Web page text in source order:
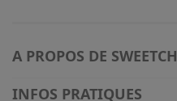
A PROPOS DE SWEETCH
INFOS PRATIQUES